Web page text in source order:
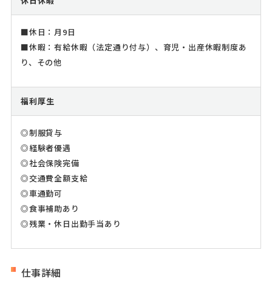
■休日：月9日
■休暇：有給休暇（法定通り付与）、育児・出産休暇制度あ
り、その他
福利厚生
◎制服貸与
◎経験者優遇
◎社会保険完備
◎交通費全額支給
◎車通勤可
◎食事補助あり
◎残業・休日出勤手当あり
仕事詳細